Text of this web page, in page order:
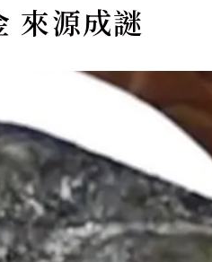
來源成謎